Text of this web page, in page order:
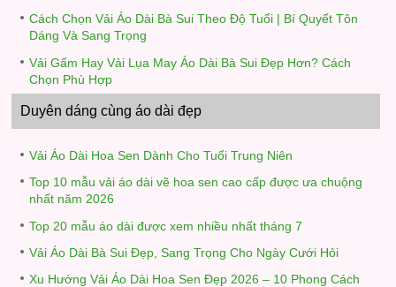
Cách Chọn Vải Áo Dài Bà Sui Theo Độ Tuổi | Bí Quyết Tôn
Dáng Và Sang Trọng
Vải Gấm Hay Vải Lụa May Áo Dài Bà Sui Đẹp Hơn? Cách
Chọn Phù Hợp
Duyên dáng cùng áo dài đẹp
Vải Áo Dài Hoa Sen Dành Cho Tuổi Trung Niên
Top 10 mẫu vải áo dài vẽ hoa sen cao cấp được ưa chuộng
nhất năm 2026
Top 20 mẫu áo dài được xem nhiều nhất tháng 7
Vải Áo Dài Bà Sui Đẹp, Sang Trọng Cho Ngày Cưới Hỏi
Xu Hướng Vải Áo Dài Hoa Sen Đẹp 2026 – 10 Phong Cách